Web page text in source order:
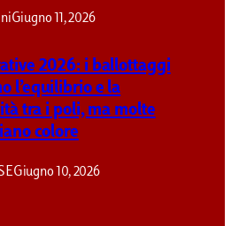
alle
16, 2016
Giugno 11, 2026
2026: i ballottaggi
l’equilibrio e la
tra i poli, ma molte
colore
Giugno 10, 2026